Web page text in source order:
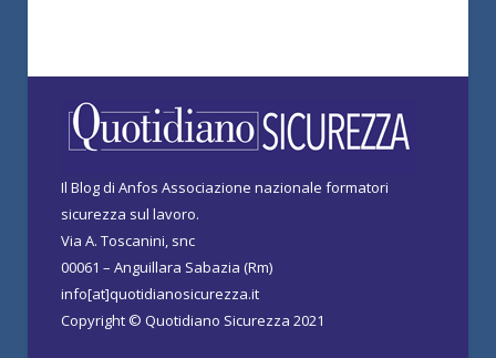
Il Blog di Anfos Associazione nazionale formatori
sicurezza sul lavoro.
Via A. Toscanini, snc
00061 – Anguillara Sabazia (Rm)
info[at]quotidianosicurezza.it
Copyright © Quotidiano Sicurezza 2021